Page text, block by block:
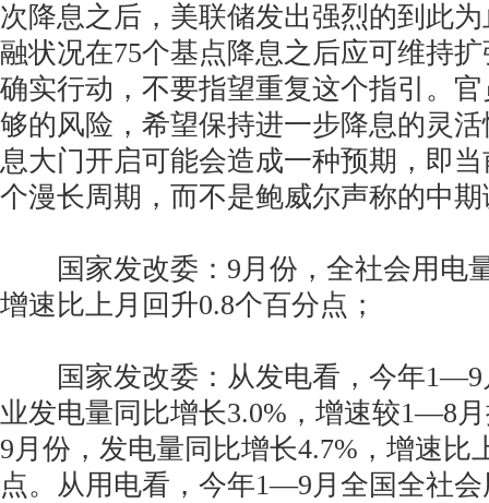
次降息之后，美联储发出强烈的到此
融状况在75个基点降息之后应可维持
确实行动，不要指望重复这个指引。
够的风险，希望保持进一步降息的灵
息大门开启可能会造成一种预期，即
个漫长周期，而不是鲍威尔声称的中
国家发改委：9月份，全社会用电
增速比上月回升0.8个百分点；
国家发改委：从发电看，今年1—9
业发电量同比增长3.0%，增速较1—8
9月份，发电量同比增长4.7%，增速比
点。从用电看，今年1—9月全国全社